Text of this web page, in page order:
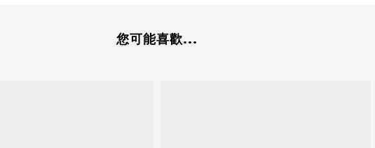
您可能喜歡...